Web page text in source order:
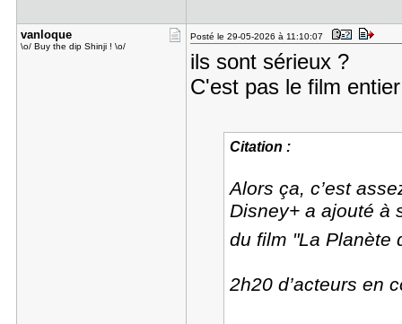
vanloque
\o/ Buy the dip Shinji ! \o/
Posté le 29-05-2026 à 11:10:07
ils sont sérieux ?
C'est pas le film
Citation :
Alors ça, c’est
Disney+ a ajouté à
du film "La Planète
2h20 d’acteurs en